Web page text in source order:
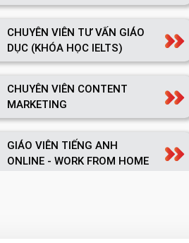
CHUYÊN VIÊN TƯ VẤN GIÁO
DỤC (KHÓA HỌC IELTS)
CHUYÊN VIÊN CONTENT
MARKETING
GIÁO VIÊN TIẾNG ANH
ONLINE - WORK FROM HOME